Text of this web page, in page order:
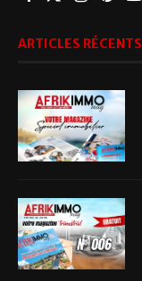
ARTICLES RÉCENTS